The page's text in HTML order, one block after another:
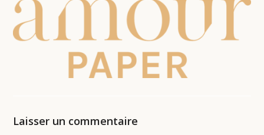
Laisser un commentaire